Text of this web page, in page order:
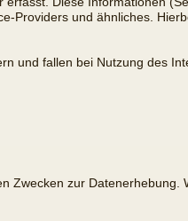
Providers und ähnliches.
und fallen bei Nutzung des
Zwecken zur Datenerhebung.